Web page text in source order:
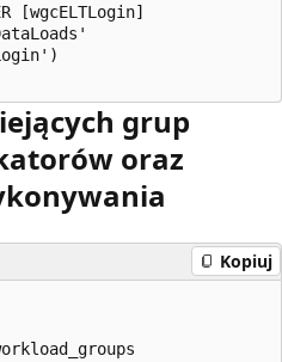
[wgcELTLogin]
grup
oraz
Kopiuj